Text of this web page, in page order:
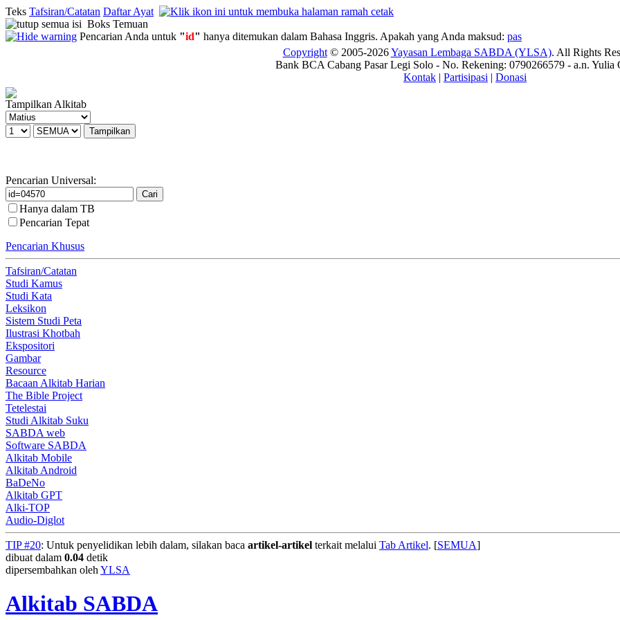
Teks Tafsiran/Catatan Daftar Ayat
Boks Temuan
Pencarian Anda untuk "id" hanya ditemukan dalam Bahasa Inggris. Apakah yang Anda maksud: pas
Copyright© 2005-2026Yayasan Lembaga SABDA (YLSA). All Rights
Bank BCA Cabang Pasar Legi Solo - No. Rekening: 0790266579 - a.n. Yulia
Kontak | Partisipasi | Donasi
Tampilkan Alkitab
Pencarian Universal:
Hanya dalam TB
Pencarian Tepat
Pencarian Khusus
Tafsiran/Catatan
Studi Kamus
Studi Kata
Leksikon
Sistem Studi Peta
Ilustrasi Khotbah
Ekspositori
Gambar
Resource
Bacaan Alkitab Harian
The Bible Project
Tetelestai
Studi Alkitab Suku
SABDA web
Software SABDA
Alkitab Mobile
Alkitab Android
BaDeNo
Alkitab GPT
Alki-TOP
Audio-Diglot
TIP #20: Untuk penyelidikan lebih dalam, silakan baca artikel-artikel terkait melalui Tab Artikel. [SEMUA]
dibuat dalam 0.04 detik
dipersembahkan oleh YLSA
Alkitab SABDA